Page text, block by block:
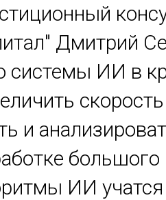
Дмитрий
системы ИИ в
и
ИИ